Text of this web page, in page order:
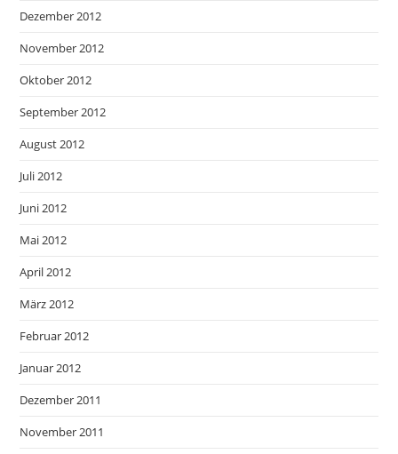
Dezember 2012
November 2012
Oktober 2012
September 2012
August 2012
Juli 2012
Juni 2012
Mai 2012
April 2012
März 2012
Februar 2012
Januar 2012
Dezember 2011
November 2011